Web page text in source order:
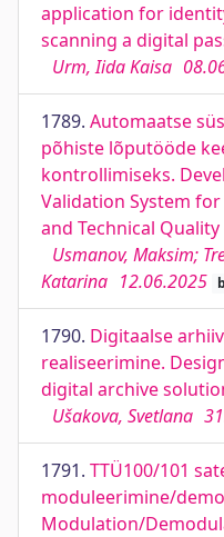
application for
scanning a digital
Urm, Iida Kaisa
1789. Automaatse
põhiste lõputööde
kontrollimiseks.
Validation System
and Technical Quality
Usmanov, Maksim;
Katarina 12.06.2025
1790. Digitaalse
realiseerimine.
digital archive
Ušakova, Svetlana
1791. TTÜ100/101
moduleerimine/
Modulation/